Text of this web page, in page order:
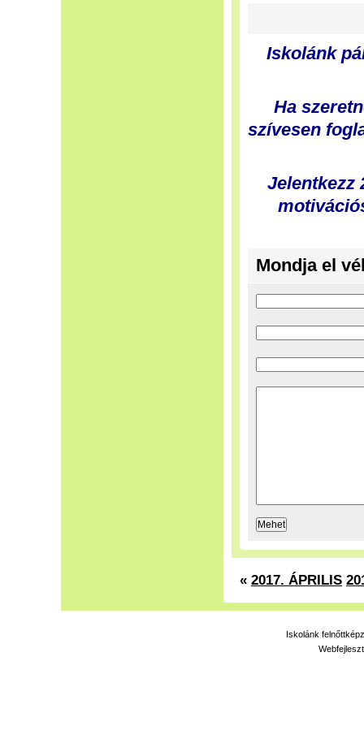
Iskolánk
Ha
szívesen
Jelentkezz
Mondja el
« 2017. ÁPRILIS
Iskolánk